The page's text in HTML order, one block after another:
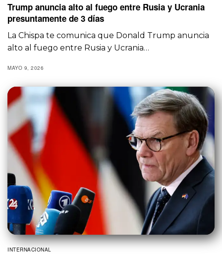
Trump anuncia alto al fuego entre Rusia y Ucrania
presuntamente de 3 días
La Chispa te comunica que Donald Trump anuncia
alto al fuego entre Rusia y Ucrania…
MAYO 9, 2026
INTERNACIONAL